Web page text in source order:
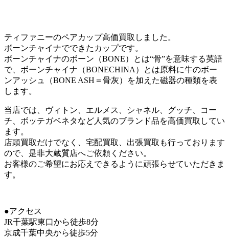
ティファニーのペアカップ高価買取しました。
ボーンチャイナでできたカップです。
ボーンチャイナのボーン（BONE）とは“骨”を意味する英語
で、ボーンチャイナ（BONECHINA）とは原料に牛のボー
ンアッシュ（BONE ASH＝骨灰）を加えた磁器の種類を表
します。
当店では、ヴィトン、エルメス、シャネル、グッチ、コー
チ、ボッテガベネタなど人気のブランド品を高価買取してい
ます。
店頭買取だけでなく、宅配買取、出張買取も行っております
ので、是非大蔵質店へご依頼ください。
お客様のご希望にお応えできるように頑張らせていただきま
す。
●アクセス
JR千葉駅東口から徒歩8分
京成千葉中央から徒歩5分